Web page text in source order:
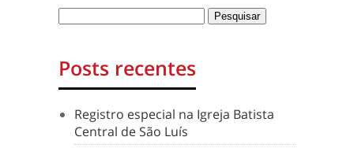
Posts recentes
Registro especial na Igreja Batista
Central de São Luís